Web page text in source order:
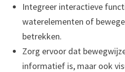
Integreer interactieve
waterelementen of
betrekken.
Zorg ervoor dat
informatief is, maar ook